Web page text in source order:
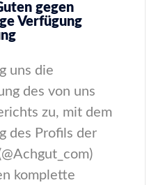
gegen
Verfügung
uns die
des von uns
zu, mit dem
des Profils der
komplette